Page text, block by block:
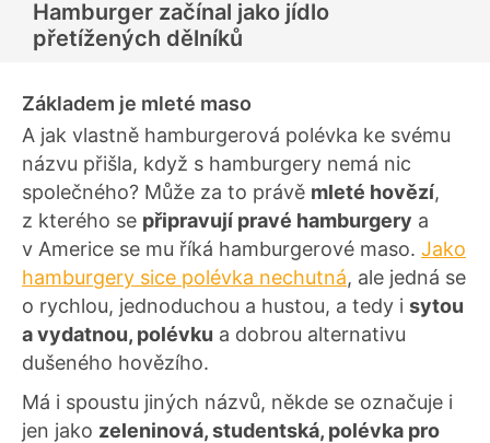
Hamburger začínal jako jídlo
přetížených dělníků
Základem je mleté maso
A jak vlastně hamburgerová polévka ke svému
názvu přišla, když s hamburgery nemá nic
společného? Může za to právě mleté hovězí,
z kterého se připravují pravé hamburgery a
v Americe se mu říká hamburgerové maso. Jako
hamburgery sice polévka nechutná, ale jedná se
o rychlou, jednoduchou a hustou, a tedy i sytou
a vydatnou, polévku a dobrou alternativu
dušeného hovězího.
Má i spoustu jiných názvů, někde se označuje i
jen jako zeleninová, studentská, polévka pro